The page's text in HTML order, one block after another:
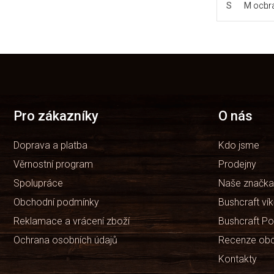
S M L
Pro zákazníky
Doprava a platba
Věrnostní program
Spolupráce
Obchodní podmínky
Reklamace a vrácení zboží
Ochrana osobních údajů
O nás
Kdo jsme
Prodejny
Naše
Bushcraft
Bushcraft
Recenze
Kontakty